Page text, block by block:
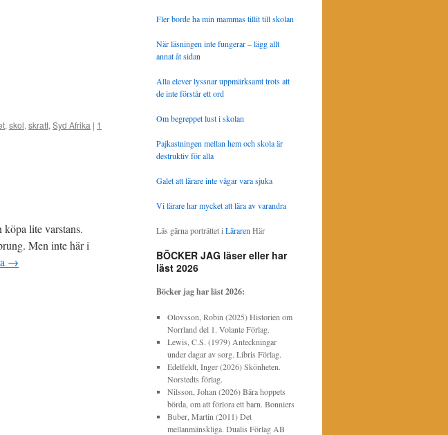
, skol, skratt, Syd Afrika | 1
lite varstans.
Men inte här i
→
Fler borde ha min mammas tillit till skolan
När läsningen inte fungerar – lägg allt
annat åt sidan
Alla elever lyssnar uppmärksamt trots att
de inte förstår ett ord
Om begreppet lust i skolan
Pajkastningen mellan hem och skola är
destruktiv för alla
Galet att lärare inte vågar vara sjuka
Vi lärare har mycket att lära av varandra
Läs gärna porträttet i Läraren Här
BÖCKER JAG läser eller har
läst 2026
Böcker jag har läst2026:
Olovsson, Robin (2025) Historien om
Norrland del 1. Volante Förlag.
Lewis, C.S. (1979) Anteckningar
under dagar av sorg. Libris Förlag.
Edelfeldt, Inger (2026) Skönheten.
Norstedts förlag.
Nilsson, Johan (2026) Bära hoppets
börda, om att förlora ett barn. Bonniers
Buber, Martin (2011) Det
mellanmänskliga. Dualis Förlag AB